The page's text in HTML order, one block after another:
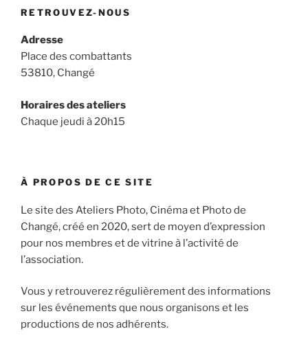
RETROUVEZ-NOUS
Adresse
Place des combattants
53810, Changé
Horaires des ateliers
Chaque jeudi à 20h15
À PROPOS DE CE SITE
Le site des Ateliers Photo, Cinéma et Photo de
Changé, créé en 2020, sert de moyen d’expression
pour nos membres et de vitrine à l’activité de
l’association.
Vous y retrouverez régulièrement des informations
sur les événements que nous organisons et les
productions de nos adhérents.